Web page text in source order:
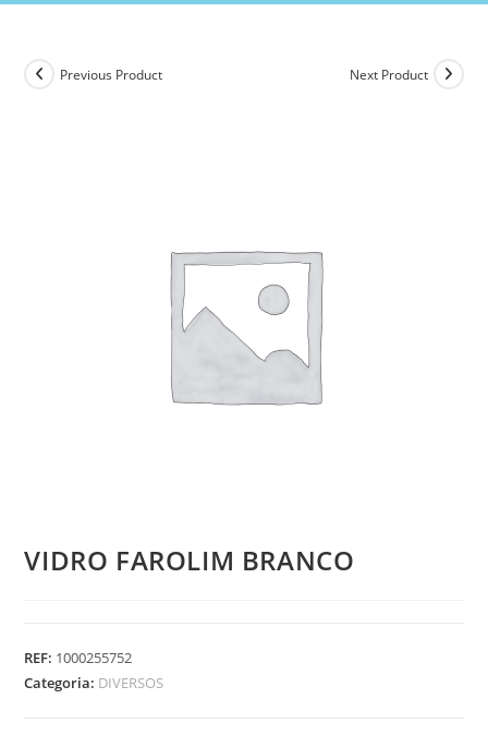
Previous Product Next Product
VIDRO FAROLIM BRANCO
REF: 1000255752
Categoria: DIVERSOS